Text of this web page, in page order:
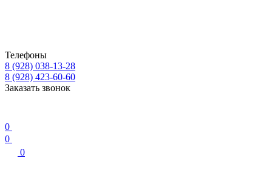
Телефоны
8 (928) 038-13-28
8 (928) 423-60-60
Заказать звонок
0
0
0